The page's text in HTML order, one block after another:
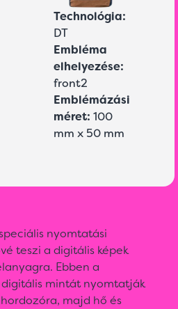
Technológia:
DT
Embléma
elhelyezése:
front2
Emblémázási
méret: 100
mm x 50 mm
nyomtatási
teszi a digitális képek
Ebben a
mintát nyomtatják
majd hő és